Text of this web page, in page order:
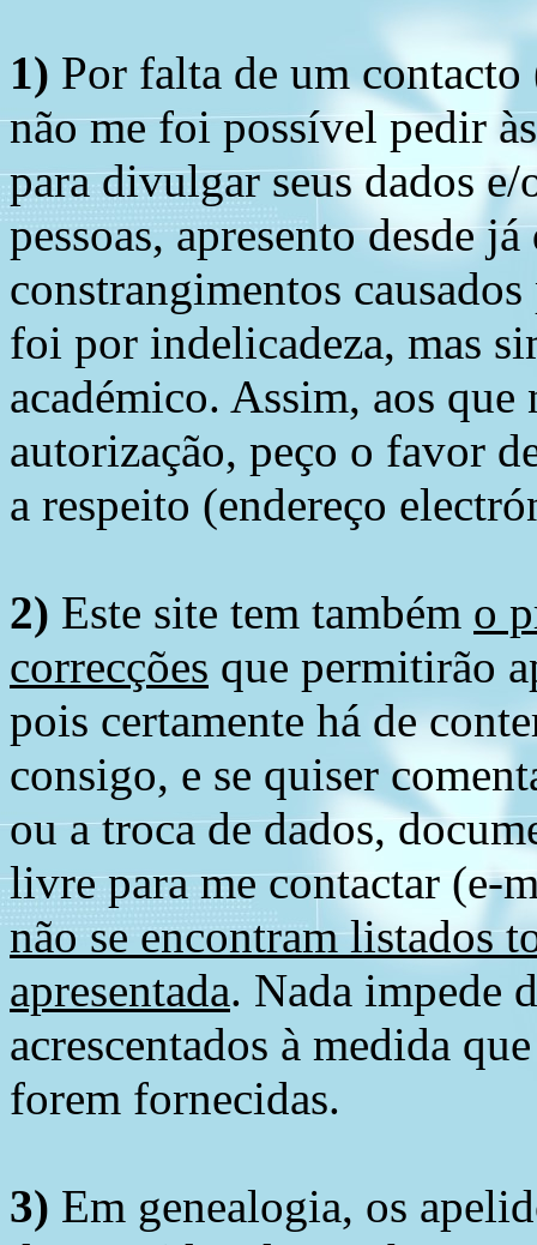
1) Por falta de um
não me foi possível pedir
para divulgar seus dados
pessoas, apresento desde
constrangimentos
foi por indelicadeza, mas
académico. Assim, aos
autorização, peço o favor
a respeito (endereço
2) Este site tem também o
correcções que permitirão
pois certamente há de
consigo, e se quiser
ou a troca de dados,
livre para me contactar (e-
não se encontram listados
apresentada. Nada impede
acrescentados à medida
forem fornecidas.
3) Em genealogia, os